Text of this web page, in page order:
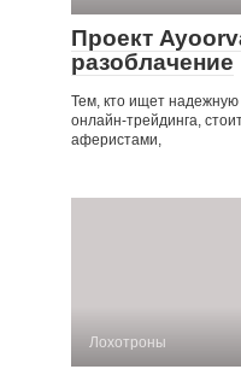
Проект
разоблачение
Тем, кто ищет
онлайн-трейдинга,
аферистами,
Лохотроны